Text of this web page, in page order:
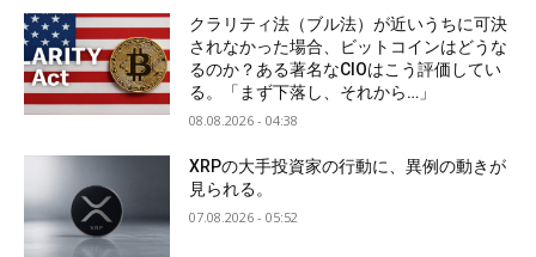
クラリティ法（ブル法）が近いうちに可決
されなかった場合、ビットコインはどうな
るのか？ある著名なCIOはこう評価してい
る。「まず下落し、それから…」
08.08.2026 - 04:38
XRPの大手投資家の行動に、異例の動きが
見られる。
07.08.2026 - 05:52